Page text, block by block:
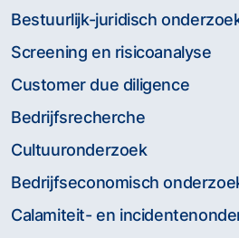
Bestuurlijk-juridisch
Screening en risicoanalyse
Customer due diligence
Bedrijfsrecherche
Cultuuronderzoek
Bedrijfseconomisch
Calamiteit- en